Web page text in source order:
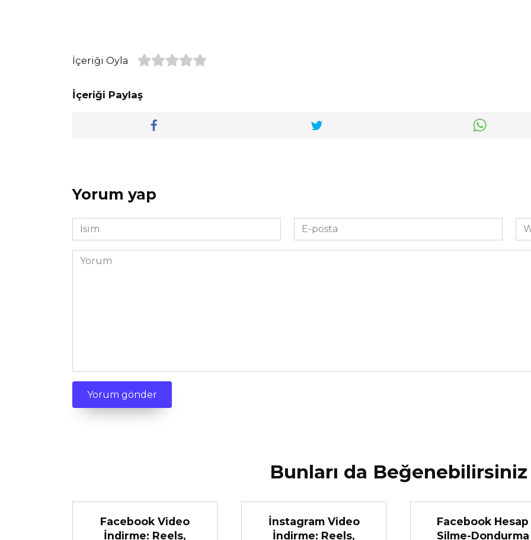
İçeriği Oyla
İçeriği Paylaş
Yorum yap
İsim
*
E-
posta
*
Yorum
Bunları da Beğenebilirsiniz
Facebook Video
İndirme: Reels,
İnstagram Video
İndirme: Reels,
Facebook Hesap
Silme-Dondurma